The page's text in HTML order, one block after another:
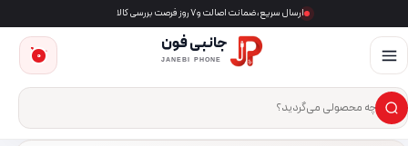
ارسال سریع، ضمانت اصالت و ۷ روز فرصت بررسی کالا
جانبی فون
JANEBI PHONE
جست‌وجوی محصول
×
0